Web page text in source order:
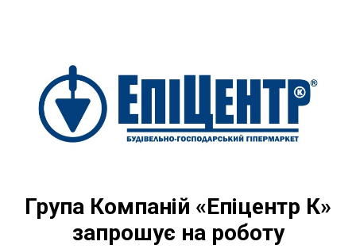
Група Компаній «Епіцентр К»
запрошує на роботу